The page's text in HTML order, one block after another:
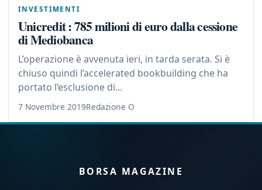
INVESTIMENTI
Unicredit : 785 milioni di euro dalla cessione
di Mediobanca
L’operazione è avvenuta ieri, in tarda serata. Si è
chiuso quindi l’accelerated bookbuilding che ha
portato l’esclusione di...
7 Novembre 2019Redazione O
BORSA MAGAZINE